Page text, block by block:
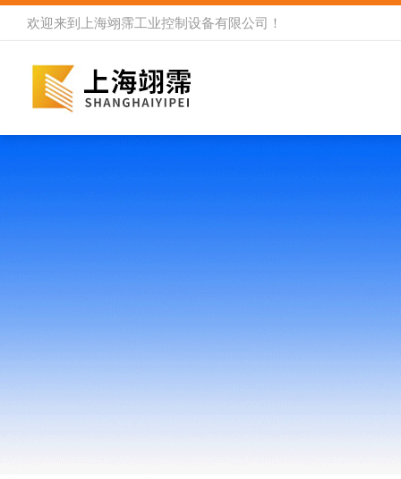
欢迎来到 上海翊霈工业控制设备有限公司 ！